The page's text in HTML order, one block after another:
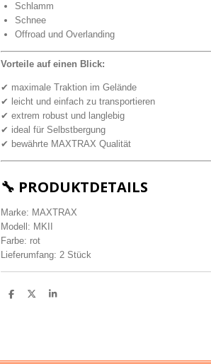
Schlamm
Schnee
Offroad und Overlanding
Vorteile auf einen Blick:
✔ maximale Traktion im Gelände
✔ leicht und einfach zu transportieren
✔ extrem robust und langlebig
✔ ideal für Selbstbergung
✔ bewährte MAXTRAX Qualität
🔧 PRODUKTDETAILS
Marke: MAXTRAX
Modell: MKII
Farbe: rot
Lieferumfang: 2 Stück
T
T
T